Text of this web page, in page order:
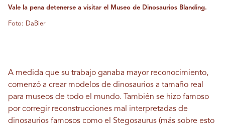
Vale la pena detenerse a visitar el Museo de Dinosaurios Blanding.
Foto: DaBler
A medida que su trabajo ganaba mayor reconocimiento,
comenzó a crear modelos de dinosaurios a tamaño real
para museos de todo el mundo. También se hizo famoso
por corregir reconstrucciones mal interpretadas de
dinosaurios famosos como el Stegosaurus (más sobre esto